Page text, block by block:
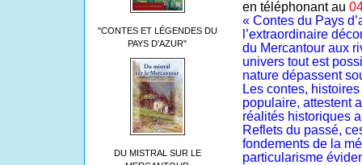
"CONTES ET LÉGENDES DU
PAYS D'AZUR"
DU MISTRAL SUR LE
en téléphonant au
« Contes du Pays
l’extraordinaire
du Mercantour aux
univers tout est
nature dépassent
Les contes,
populaire, attestent
réalités historiques
Reflets du passé,
fondements de la
particularisme